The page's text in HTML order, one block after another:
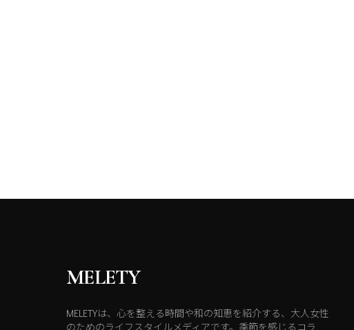
MELETY
MELETYは、心を整える時間や和の知恵を紹介する、大人女性
のためのライフスタイルメディアです。季節を感じるコラ